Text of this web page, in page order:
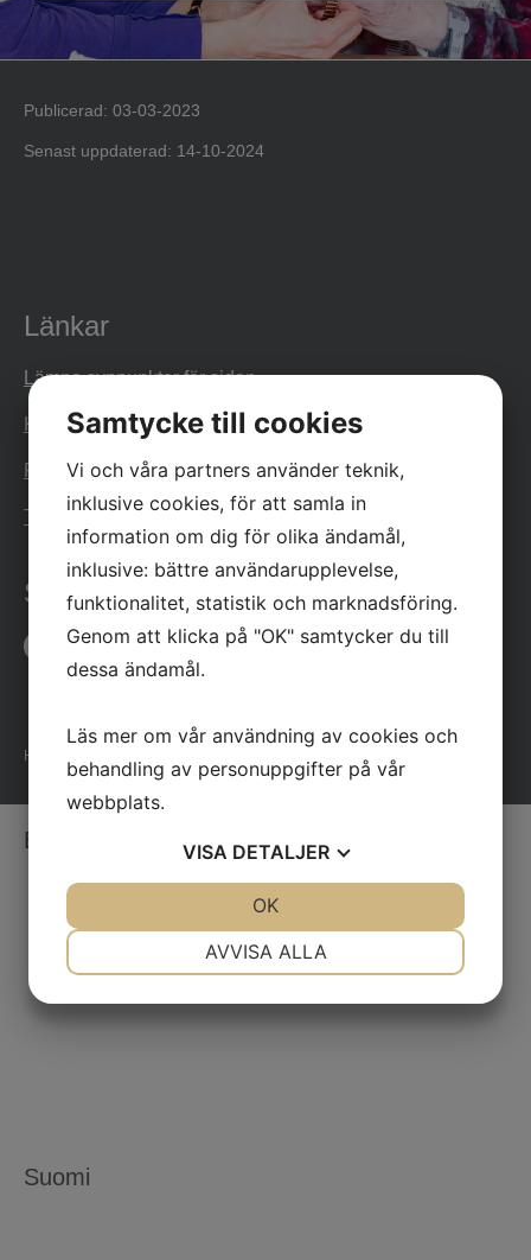
Publicerad: 03-03-2023
Senast uppdaterad: 14-10-2024
Länkar
Lämna synpunkter för sidan
Kungörelser
Protokoll
Tillgänglighetsutlåtande
Sociala medier
Hemsida & Design av Intendit Webbyrå
English
Suomi
Samtycke till cookies
Vi och våra partners använder teknik,
inklusive cookies, för att samla in
information om dig för olika ändamål,
inklusive: bättre användarupplevelse,
funktionalitet, statistik och marknadsföring.
Genom att klicka på "OK" samtycker du till
dessa ändamål.
Läs mer om vår användning av cookies och
behandling av personuppgifter på vår
webbplats.
VISA DETALJER
AVVISA ALLA
OK